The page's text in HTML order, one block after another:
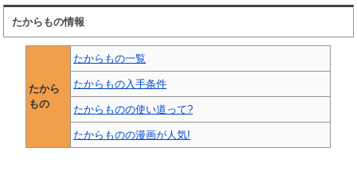
たからもの情報
たから
もの
たからもの一覧
たからもの入手条件
たからものの使い道って?
たからものの漫画が人気!